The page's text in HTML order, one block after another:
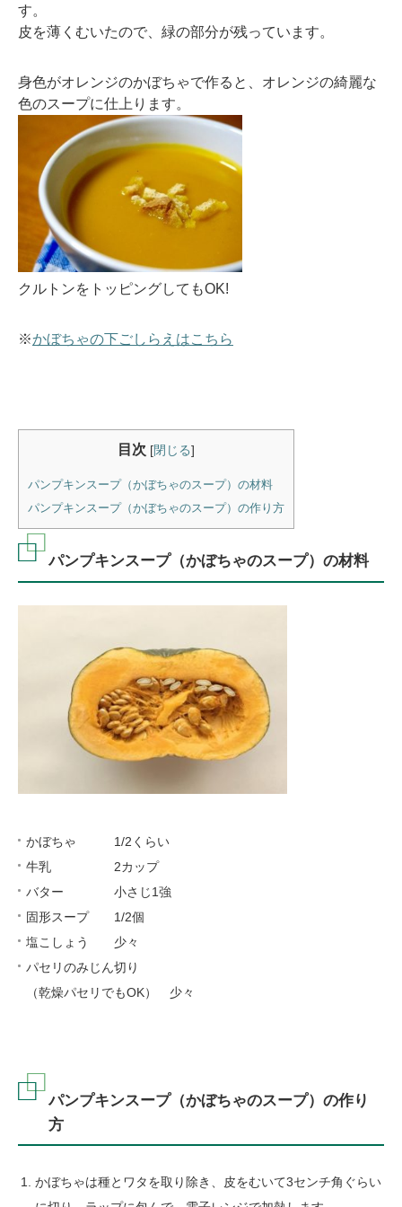
す。
皮を薄くむいたので、緑の部分が残っています。
身色がオレンジのかぼちゃで作ると、オレンジの綺麗な
色のスープに仕上ります。
クルトンをトッピングしてもOK!
※かぼちゃの下ごしらえはこちら
目次 [閉じる]
パンプキンスープ（かぼちゃのスープ）の材料
パンプキンスープ（かぼちゃのスープ）の作り方
パンプキンスープ（かぼちゃのスープ）の材料
かぼちゃ 1/2くらい
牛乳 2カップ
バター 小さじ1強
固形スープ 1/2個
塩こしょう 少々
パセリのみじん切り
（乾燥パセリでもOK） 少々
パンプキンスープ（かぼちゃのスープ）の作り
方
かぼちゃは種とワタを取り除き、皮をむいて3センチ角ぐらい